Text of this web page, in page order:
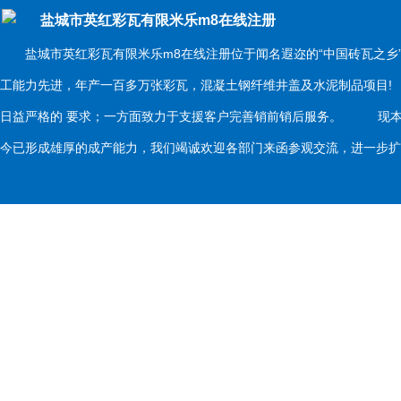
盐城市英红彩瓦有限米乐m8在线注册
盐城市英红彩瓦有限米乐m8在线注册位于闻名遐迩的“中国砖瓦之乡
工能力先进，年产一百多万张彩瓦，混凝土钢纤维井盖及水泥制品项
日益严格的 要求；一方面致力于支援客户完善销前销后服务。 现本
今已形成雄厚的成产能力，我们竭诚欢迎各部门来函参观交流，进一